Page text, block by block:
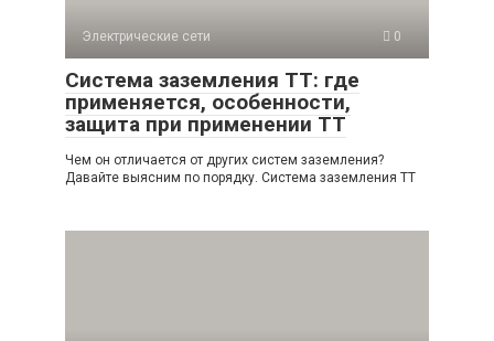
Электрические сети 0
Система заземления TT: где
применяется, особенности,
защита при применении ТТ
Чем он отличается от других систем заземления?
Давайте выясним по порядку. Система заземления TT